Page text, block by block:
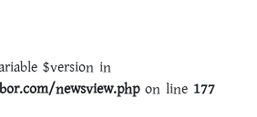
$version in
newsview.phpon line 177